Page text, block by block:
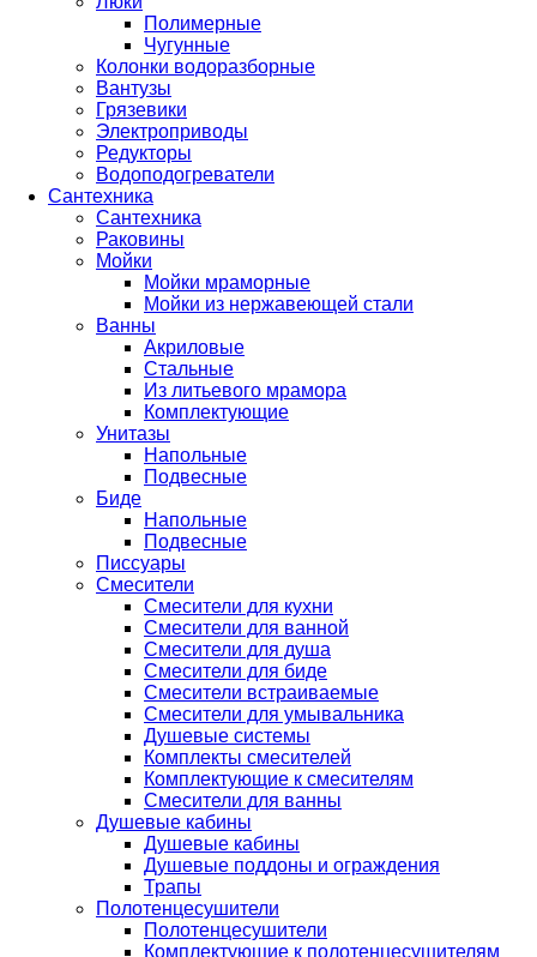
Полимерные
Чугунные
Колонки водоразборные
Вантузы
Грязевики
Электроприводы
Редукторы
Водоподогреватели
Сантехника
Сантехника
Раковины
Мойки
Мойки мраморные
Мойки из нержавеющей стали
Ванны
Акриловые
Стальные
Из литьевого мрамора
Комплектующие
Унитазы
Напольные
Подвесные
Биде
Напольные
Подвесные
Писсуары
Смесители
Смесители для кухни
Смесители для ванной
Смесители для душа
Смесители для биде
Смесители встраиваемые
Смесители для умывальника
Душевые системы
Комплекты смесителей
Комплектующие к смесителям
Смесители для ванны
Душевые кабины
Душевые кабины
Душевые поддоны и ограждения
Трапы
Полотенцесушители
Полотенцесушители
Комплектующие к полотенцесушителям